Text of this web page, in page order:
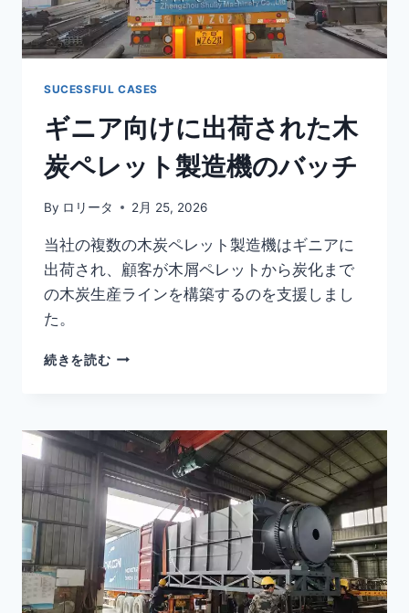
の
炭
火
リ
ッ
押
機
SUCESSFUL CASES
ギニア向けに出荷された木
炭ペレット製造機のバッチ
By ロリータ 2月 25, 2026
当社の複数の木炭ペレット製造機はギニアに
出荷され、顧客が木屑ペレットから炭化まで
の木炭生産ラインを構築するのを支援しまし
た。
続きを読むギ
け
出
荷
れ
た
木
炭
ペ